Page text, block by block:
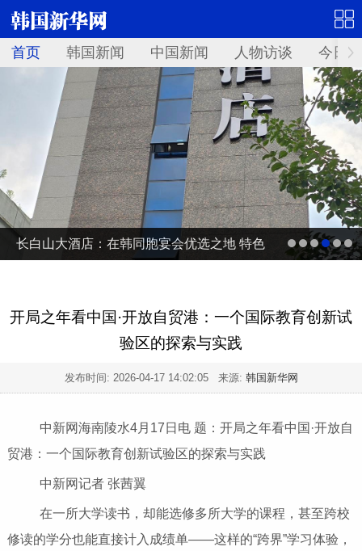
首页 韩国新闻 中国新闻 人物访谈 今日
长白山大酒店：在韩同胞宴会优选之地 特色
开局之年看中国·开放自贸港：一个国际教育创新试
验区的探索与实践
发布时间: 2026-04-17 14:02:05来源: 韩国新华网
中新网海南陵水4月17日电 题：开局之年看中国·开放自
贸港：一个国际教育创新试验区的探索与实践
中新网记者 张茜翼
在一所大学读书，却能选修多所大学的课程，甚至跨校
修读的学分也能直接计入成绩单——这样的“跨界”学习体验，